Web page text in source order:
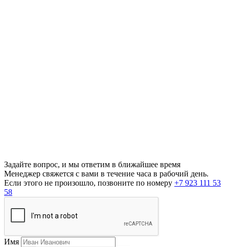
Задайте вопрос, и мы ответим в ближайшее время
Менеджер свяжется с вами в течение часа в рабочий день.
Если этого не произошло, позвоните по номеру +7 923 111 53
58
Имя